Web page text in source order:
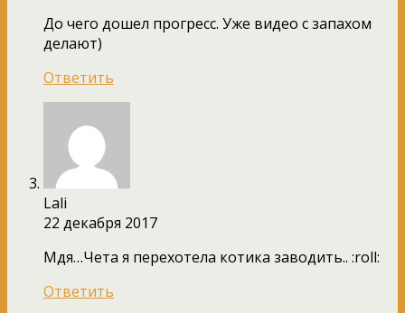
До чего дошел прогресс. Уже видео с запахом
делают)
Ответить
Lali
22 декабря 2017
Мдя…Чета я перехотела котика заводить.. :roll:
Ответить